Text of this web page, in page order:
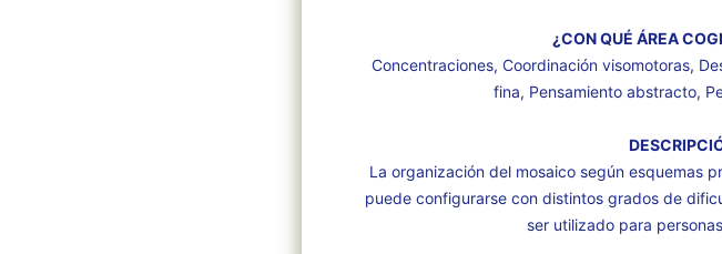
¿CON QUÉ ÁREA
Concentraciones, Coordinación visomotoras,
fina, Pensamiento abstracto,
La organización del mosaico según esquemas
puede configurarse con distintos grados de
ser utilizado para